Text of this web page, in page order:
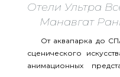
Отели Ультра
Манавгат
От аквапарка до
сценического
анимационных